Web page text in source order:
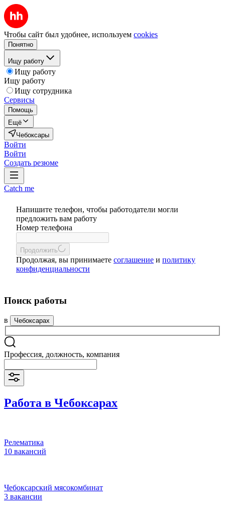
Чтобы сайт был удобнее, используем cookies
Понятно
Ищу работу
Ищу работу
Ищу работу
Ищу сотрудника
Сервисы
Помощь
Ещё
Чебоксары
Войти
Войти
Создать резюме
Catch me
Напишите телефон, чтобы работодатели могли
предложить вам работу
Номер телефона
Продолжить
Продолжая, вы принимаете соглашение и политику
конфиденциальности
Поиск работы
в Чебоксарах
Профессия, должность, компания
Работа в Чебоксарах
Релематика
10 вакансий
Чебоксарский мясокомбинат
3 вакансии